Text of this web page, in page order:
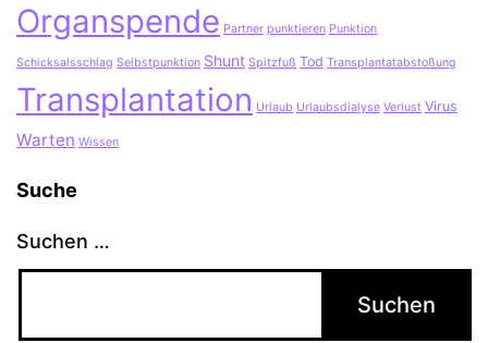
Organspende Partner punktieren Punktion
Schicksalsschlag Selbstpunktion Shunt Spitzfuß Tod Transplantatabstoßung
Transplantation Urlaub Urlaubsdialyse Verlust Virus
Warten Wissen
Suche
Suchen …